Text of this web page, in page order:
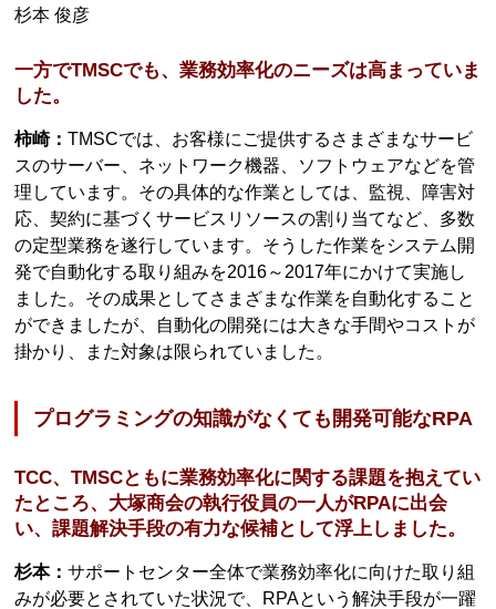
杉本 俊彦
一方でTMSCでも、業務効率化のニーズは高まっていま
した。
柿崎：TMSCでは、お客様にご提供するさまざまなサービ
スのサーバー、ネットワーク機器、ソフトウェアなどを管
理しています。その具体的な作業としては、監視、障害対
応、契約に基づくサービスリソースの割り当てなど、多数
の定型業務を遂行しています。そうした作業をシステム開
発で自動化する取り組みを2016～2017年にかけて実施し
ました。その成果としてさまざまな作業を自動化すること
ができましたが、自動化の開発には大きな手間やコストが
掛かり、また対象は限られていました。
プログラミングの知識がなくても開発可能なRPA
TCC、TMSCともに業務効率化に関する課題を抱えてい
たところ、大塚商会の執行役員の一人がRPAに出会
い、課題解決手段の有力な候補として浮上しました。
杉本：サポートセンター全体で業務効率化に向けた取り組
みが必要とされていた状況で、RPAという解決手段が一躍